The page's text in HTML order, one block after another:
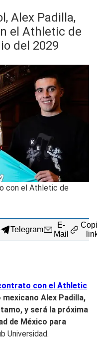
Alex Padilla,
el Athletic de
del 2029
con el Athletic de
Telegram
E-
Mail
con el Athletic
Alex Padilla,
, y será la próxima
de México para
Universidad.